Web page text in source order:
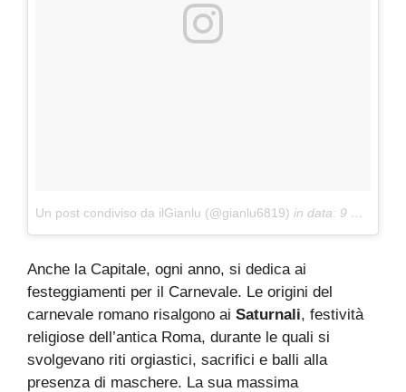
Un post condiviso da ilGianlu (@gianlu6819) in data: 9 Feb 2016 alle ore 13:58 PST
Anche la Capitale, ogni anno, si dedica ai
festeggiamenti per il Carnevale. Le origini del
carnevale romano risalgono ai Saturnali, festività
religiose dell’antica Roma, durante le quali si
svolgevano riti orgiastici, sacrifici e balli alla
presenza di maschere. La sua massima